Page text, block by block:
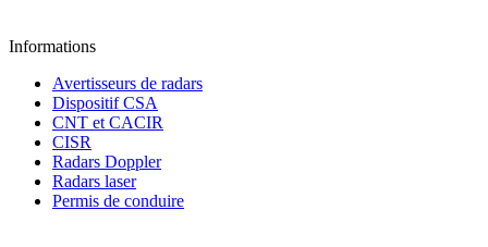
Informations
Avertisseurs de radars
Dispositif CSA
CNT et CACIR
CISR
Radars Doppler
Radars laser
Permis de conduire